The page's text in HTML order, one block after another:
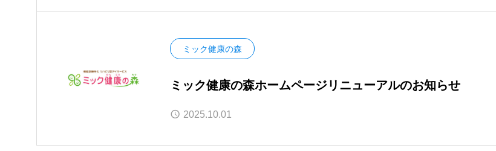
ミック健康の森
ミック健康の森ホームページリニューアルのお知らせ
2025.10.01